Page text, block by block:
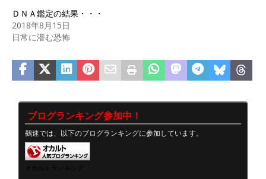
ＤＮＡ鑑定の結果・・・
2018年8月15日
日常に潜む恐怖
ブログランキング参加中！
鵺速では、以下のブログランキングに参加しています。